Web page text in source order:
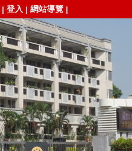
| 登入 | 網站導覽 |